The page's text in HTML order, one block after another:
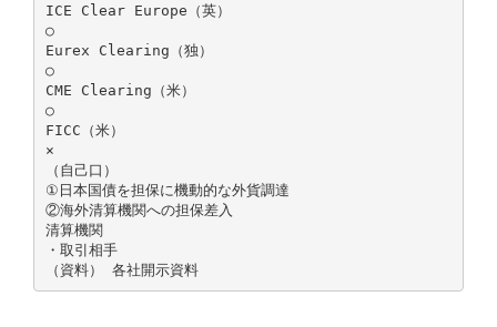
ICE Clear Europe（英）
○
Eurex Clearing（独）
○
CME Clearing（米）
○
FICC（米）
×
（自己口）
①日本国債を担保に機動的な外貨調達
②海外清算機関への担保差入
清算機関
・取引相手
（資料） 各社開示資料